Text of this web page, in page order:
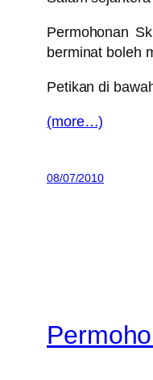
Permohonan
berminat boleh
Petikan di
(more…)
08/07/2010